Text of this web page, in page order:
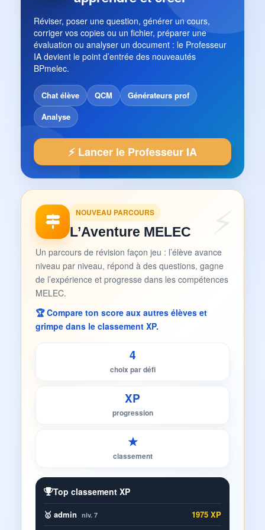
Réviser, poser une question, générer un cours,
corriger vos copies ou un fichier, préparer une
évaluation ou analyser un document : le Professeur
IA devient le point d’entrée des nouveautés
BPmelec.
Chat élève QCM
Générateurs prof
Analyse
⚡ Lancer le Professeur IA
NOUVEAU PARCOURS
L’Aventure MELEC
Un parcours de révision façon jeu : l’élève avance
niveau par niveau, répond à des questions, gagne
de l’expérience et progresse dans les compétences
MELEC.
🏆 Compare ton score aux autres élèves et
grimpe dans le classement XP.
4
choix par défi
XP
progression
★
classement
Top classement XP
🥇 admin niv. 7
1975 XP